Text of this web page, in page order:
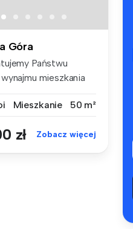
Góra
Państwu
mieszkania
Mieszkanie 50 m²
zł Zobacz więcej